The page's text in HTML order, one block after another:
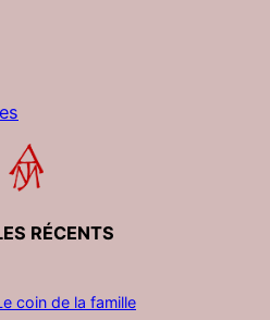
RÉCENTS
coin de la famille